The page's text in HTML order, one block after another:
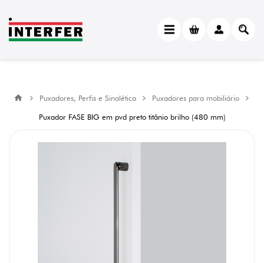
Puxadores, Perfis e Sinalética
Puxadores para mobiliário
Puxador FASE BIG em pvd preto titânio brilho (480 mm)